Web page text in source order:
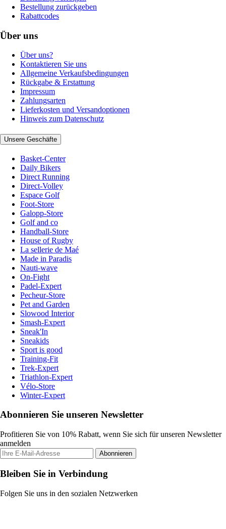
Bestellung zurückgeben
Rabattcodes
Über uns
Über uns?
Kontaktieren Sie uns
Allgemeine Verkaufsbedingungen
Rückgabe & Erstattung
Impressum
Zahlungsarten
Lieferkosten und Versandoptionen
Hinweis zum Datenschutz
Unsere Geschäfte
Basket-Center
Daily Bikers
Direct Running
Direct-Volley
Espace Golf
Foot-Store
Galopp-Store
Golf and co
Handball-Store
House of Rugby
La sellerie de Maé
Made in Paradis
Nauti-wave
On-Fight
Padel-Expert
Pecheur-Store
Pet and Garden
Slowood Interior
Smash-Expert
Sneak'In
Sneakids
Sport is good
Training-Fit
Trek-Expert
Triathlon-Expert
Vélo-Store
Winter-Expert
Abonnieren Sie unseren Newsletter
Profitieren Sie von 10% Rabatt, wenn Sie sich für unseren Newsletter
anmelden
Abonnieren
Bleiben Sie in Verbindung
Folgen Sie uns in den sozialen Netzwerken